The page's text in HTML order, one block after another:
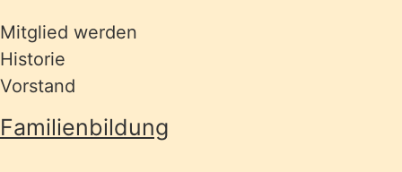
Mitglied werden
Historie
Vorstand
Familienbildung